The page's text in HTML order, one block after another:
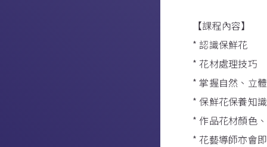
【課程內容】
* 認識保鮮花
* 花材處理技巧
* 掌握自然、立
* 保鮮花保養知
* 作品花材顏色
* 花藝導師亦會